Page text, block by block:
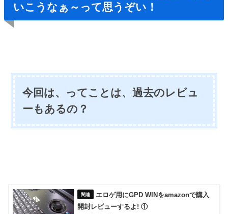
いこうなぁ～って思うぞい！
今回は、ってことは、過去のレビュ
ーもあるの？
エロゲ用にGPD WINをamazonで購入
開封レビューするよ! ①